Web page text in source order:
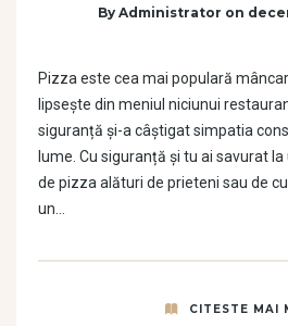
By Administrator on
Pizza este cea mai populară
lipsește din meniul niciunui
siguranță și-a câștigat simpatia
lume. Cu siguranță și tu ai savurat
de pizza alături de prieteni sau de
un…
CITESTE MAI